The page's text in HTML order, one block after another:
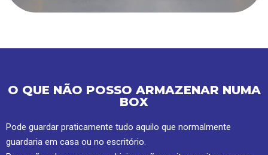
O QUE NÃO POSSO ARMAZENAR NUMA
BOX
Pode guardar praticamente tudo aquilo que normalmente
guardaria em casa ou no escritório.